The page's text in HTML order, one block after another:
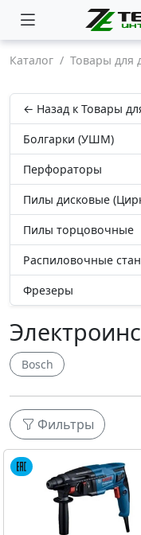
Каталог Товары для
← Назад к Товары
Болгарки (УШМ)
Перфораторы
Пилы дисковые
Пилы торцовочные
Распиловочные
Фрезеры
Bosch
Фильтры